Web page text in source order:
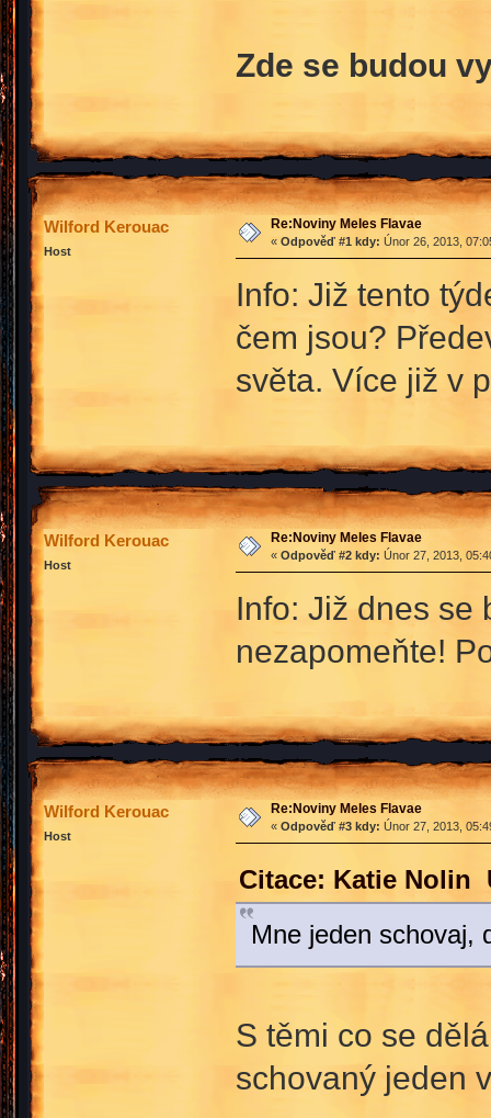
Zde se budou
Wilford Kerouac
Host
Re:Noviny Meles Flavae
« Odpověď #1 kdy: Únor 26, 2013,
Info: Již tento
čem jsou?
světa. Více již v
Wilford Kerouac
Host
Re:Noviny Meles Flavae
« Odpověď #2 kdy: Únor 27, 2013,
Info: Již dnes se
nezapomeňte!
Wilford Kerouac
Host
Re:Noviny Meles Flavae
« Odpověď #3 kdy: Únor 27, 2013,
Citace: Katie Nolin
Mne jeden schovaj,
S těmi co se
schovaný jeden